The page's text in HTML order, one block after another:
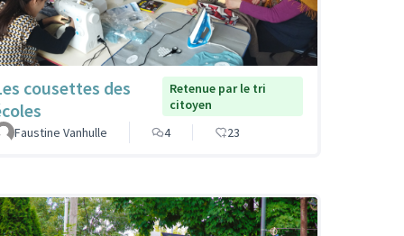
cousettes des
Retenue par le tri
citoyen
Faustine Vanhulle
4 23